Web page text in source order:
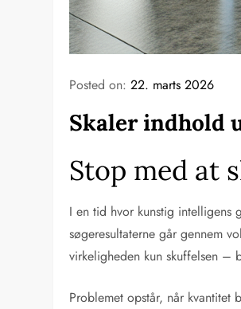
Posted on:22. marts 2026
Skaler indhold
Stop med at
I en tid hvor kunstig
søgeresultaterne går gennem
virkeligheden kun skuffelsen
Problemet opstår, når